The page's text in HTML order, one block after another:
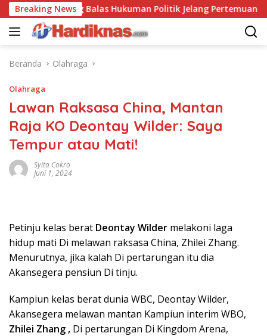
Langsung
ke
konten
Breaking News
China Saling Balas Hukuman Politik Jelang Pertemuan
Beranda Olahraga
Olahraga
Lawan Raksasa China, Mantan
Raja KO Deontay Wilder: Saya
Tempur atau Mati!
Syita Cokro
Juni 1, 2024
Petinju kelas berat Deontay Wilder melakoni laga
hidup mati Di melawan raksasa China, Zhilei Zhang.
Menurutnya, jika kalah Di pertarungan itu dia
Akansegera pensiun Di tinju.
Kampiun kelas berat dunia WBC, Deontay Wilder,
Akansegera melawan mantan Kampiun interim WBO,
Zhilei Zhang , Di pertarungan Di Kingdom Arena,